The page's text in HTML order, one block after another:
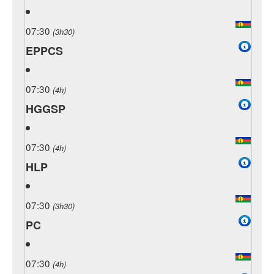
07:30 (3h30)
EPPCS
07:30 (4h)
HGGSP
07:30 (4h)
HLP
07:30 (3h30)
PC
07:30 (4h)